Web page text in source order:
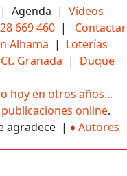
| Agenda | Vídeos
669 460 | Contactar
Alhama | Loterías
Ct. Granada | Duque
hoy en otros años...
online.
agradece | ♦Autores